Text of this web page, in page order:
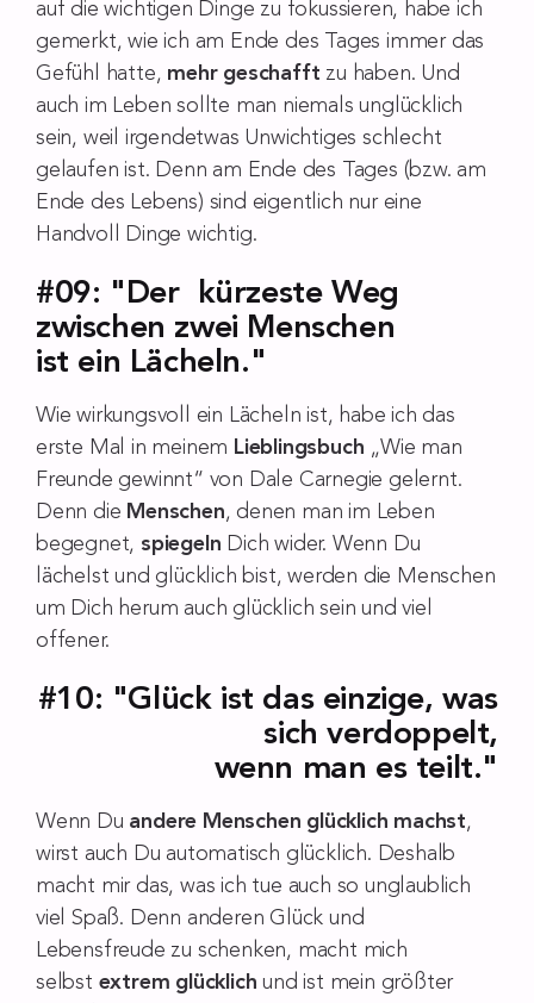
auf die wichtigen Dinge zu fokussieren, habe ich
gemerkt, wie ich am Ende des Tages immer das
Gefühl hatte, mehr geschafft zu haben. Und
auch im Leben sollte man niemals unglücklich
sein, weil irgendetwas Unwichtiges schlecht
gelaufen ist. Denn am Ende des Tages (bzw. am
Ende des Lebens) sind eigentlich nur eine
Handvoll Dinge wichtig.
#09: "Der kürzeste Weg
zwischen zwei Menschen
ist ein Lächeln."
Wie wirkungsvoll ein Lächeln ist, habe ich das
erste Mal in meinem Lieblingsbuch „Wie man
Freunde gewinnt“ von Dale Carnegie gelernt.
Denn die Menschen, denen man im Leben
begegnet, spiegeln Dich wider. Wenn Du
lächelst und glücklich bist, werden die Menschen
um Dich herum auch glücklich sein und viel
offener.
#10: "Glück ist das einzige, was
sich verdoppelt,
wenn man es teilt."
Wenn Du andere Menschen glücklich machst,
wirst auch Du automatisch glücklich. Deshalb
macht mir das, was ich tue auch so unglaublich
viel Spaß. Denn anderen Glück und
Lebensfreude zu schenken, macht mich
selbst extrem glücklich und ist mein größter